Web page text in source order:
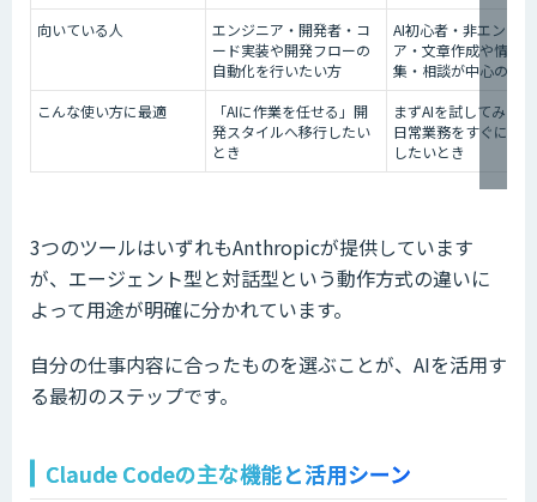
向いている人
エンジニア・開発者・コ
ード実装や開発フローの
自動化を行いたい方
AI初心者・非エンジニ
ア・文章作成や情報収
集・相談が中心の方
こんな使い方に最適
「AIに作業を任せる」開
発スタイルへ移行したい
とき
まずAIを試してみた
日常業務をすぐに効
したいとき
3つのツールはいずれもAnthropicが提供しています
が、エージェント型と対話型という動作方式の違いに
よって用途が明確に分かれています。
自分の仕事内容に合ったものを選ぶことが、AIを活用す
る最初のステップです。
Claude Codeの主な機能と活用シーン